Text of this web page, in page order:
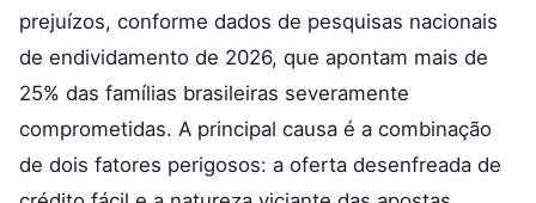
prejuízos, conforme dados de pesquisas nacionais
de endividamento de 2026, que apontam mais de
25% das famílias brasileiras severamente
comprometidas. A principal causa é a combinação
de dois fatores perigosos: a oferta desenfreada de